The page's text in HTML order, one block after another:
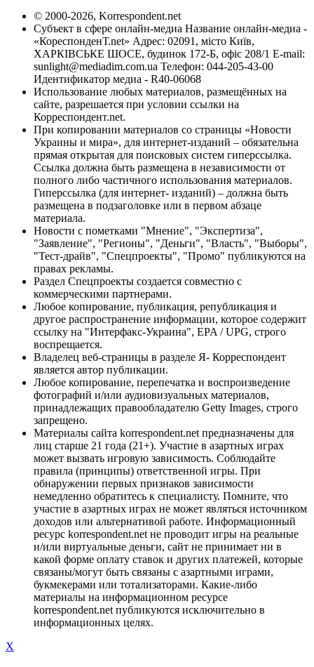
© 2000-2026, Korrespondent.net
Субъект в сфере онлайн-медиа Название онлайн-медиа -
«КореспонденТ.net» Адрес: 02091, місто Київ,
ХАРКІВСЬКЕ ШОСЕ, будинок 172-Б, офіс 208/1 E-mail:
sunlight@mediadim.com.ua Телефон: 044-205-43-00
Идентификатор медиа - R40-06068
Использование любых материалов, размещённых на
сайте, разрешается при условии ссылки на
Корреспондент.net.
При копировании материалов со страницы «Новости
Украины и мира», для интернет-изданий – обязательна
прямая открытая для поисковых систем гиперссылка.
Ссылка должна быть размещена в независимости от
полного либо частичного использования материалов.
Гиперссылка (для интернет- изданий) – должна быть
размещена в подзаголовке или в первом абзаце
материала.
Новости с пометками "Мнение", "Экспертиза",
"Заявление", "Регионы", "Деньги", "Власть", "Выборы",
"Тест-драйв", "Спецпроекты", "Промо" публикуются на
правах рекламы.
Раздел Спецпроекты создается совместно с
коммерческими партнерами.
Любое копирование, публикация, републикация и
другое распространение информации, которое содержит
ссылку на "Интерфакс-Украина", EPA / UPG, строго
воспрещается.
Владелец веб-страницы в разделе Я- Корреспондент
является автор публикации.
Любое копирование, перепечатка и воспроизведение
фотографий и/или аудиовизуальных материалов,
принадлежащих правообладателю Getty Images, строго
запрещено.
Материалы сайта korrespondent.net предназначены для
лиц старше 21 года (21+). Участие в азартных играх
может вызвать игровую зависимость. Соблюдайте
правила (принципы) ответственной игры. При
обнаружении первых признаков зависимости
немедленно обратитесь к специалисту. Помните, что
участие в азартных играх не может являться источником
доходов или альтернативой работе. Информационный
ресурс korrespondent.net не проводит игры на реальные
и/или виртуальные деньги, сайт не принимает ни в
какой форме оплату ставок и других платежей, которые
связаны/могут быть связаны с азартными играми,
букмекерами или тотализаторами. Какие-либо
материалы на информационном ресурсе
korrespondent.net публикуются исключительно в
информационных целях.
X